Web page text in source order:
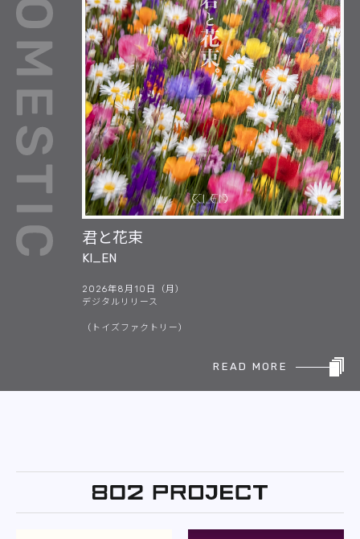
君と花束
KI_EN
2026年8月10日（月）
デジタルリリース
（トイズファクトリー）
READ MORE